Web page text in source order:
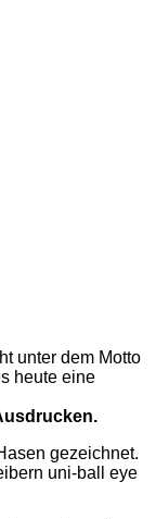
unter dem Motto
heute eine
gezeichnet.
uni-ball eye